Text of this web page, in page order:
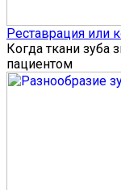
Реставрация или
Когда ткани зуба
пациентом